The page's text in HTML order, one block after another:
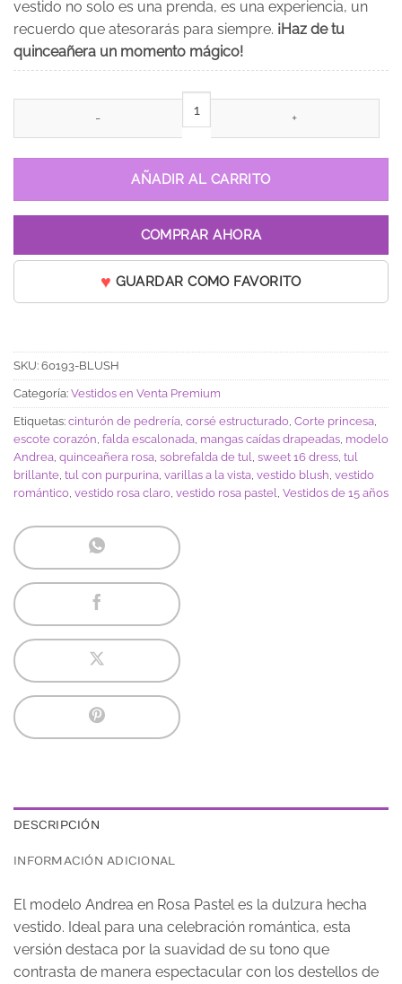
vestido no solo es una prenda, es una experiencia, un
recuerdo que atesorarás para siempre. ¡Haz de tu
quinceañera un momento mágico!
Vestido de 15 años Andrea Rosa Pastel cantidad
AÑADIR AL CARRITO
COMPRAR AHORA
GUARDAR COMO FAVORITO
SKU: 60193-BLUSH
Categoría: Vestidos en Venta Premium
Etiquetas: cinturón de pedrería, corsé estructurado, Corte princesa,
escote corazón, falda escalonada, mangas caídas drapeadas, modelo
Andrea, quinceañera rosa, sobrefalda de tul, sweet 16 dress, tul
brillante, tul con purpurina, varillas a la vista, vestido blush, vestido
romántico, vestido rosa claro, vestido rosa pastel, Vestidos de 15 años
DESCRIPCIÓN
INFORMACIÓN ADICIONAL
El modelo Andrea en Rosa Pastel es la dulzura hecha
vestido. Ideal para una celebración romántica, esta
versión destaca por la suavidad de su tono que
contrasta de manera espectacular con los destellos de